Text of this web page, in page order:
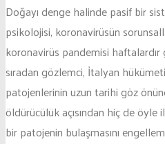
Doğayı denge halinde pasif bir
psikolojisi, koronavirüsün
koronavirüs pandemisi
sıradan gözlemci, İtalyan
patojenlerinin uzun tarihi göz
öldürücülük açısından hiç de
bir patojenin bulaşmasını